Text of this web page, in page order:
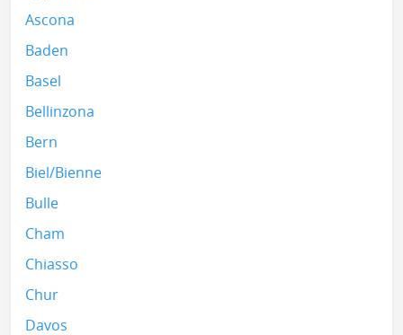
Ascona
Baden
Basel
Bellinzona
Bern
Biel/Bienne
Bulle
Cham
Chiasso
Chur
Davos